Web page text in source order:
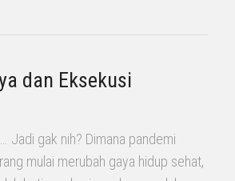
dan Eksekusi
Jadi gak nih? Dimana pandemi
mulai merubah gaya hidup sehat,